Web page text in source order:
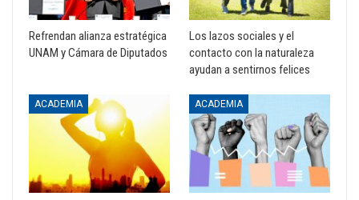
Refrendan alianza estratégica
UNAM y Cámara de Diputados
Los lazos sociales y el
contacto con la naturaleza
ayudan a sentirnos felices
ACADEMIA ACADEMIA